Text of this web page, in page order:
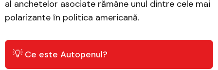
al anchetelor asociate rămâne unul dintre cele mai
polarizante în politica americană.
💡 Ce este Autopenul?